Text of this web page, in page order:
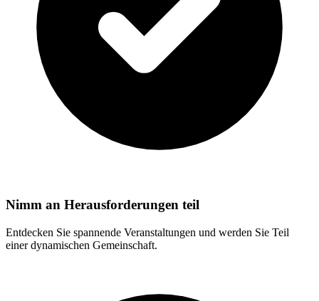
Nimm an Herausforderungen teil
Entdecken Sie spannende Veranstaltungen und werden Sie Teil
einer dynamischen Gemeinschaft.